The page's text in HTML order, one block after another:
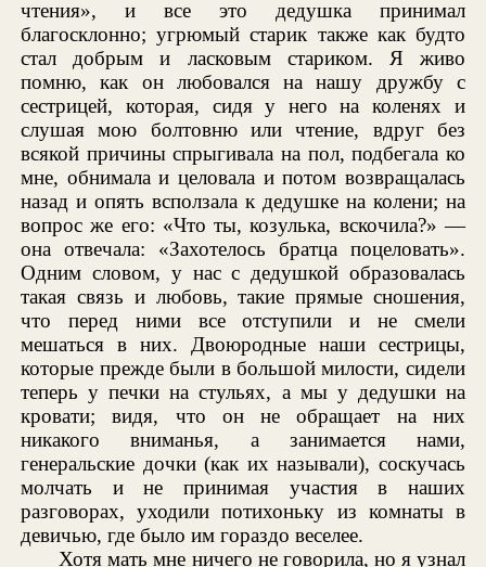
чтения», и все это дедушка принимал
благосклонно; угрюмый старик также как будто
стал добрым и ласковым стариком. Я живо
помню, как он любовался на нашу дружбу с
сестрицей, которая, сидя у него на коленях и
слушая мою болтовню или чтение, вдруг без
всякой причины спрыгивала на пол, подбегала ко
мне, обнимала и целовала и потом возвращалась
назад и опять всползала к дедушке на колени; на
вопрос же его: «Что ты, козулька, вскочила?» —
она отвечала: «Захотелось братца поцеловать».
Одним словом, у нас с дедушкой образовалась
такая связь и любовь, такие прямые сношения,
что перед ними все отступили и не смели
мешаться в них. Двоюродные наши сестрицы,
которые прежде были в большой милости, сидели
теперь у печки на стульях, а мы у дедушки на
кровати; видя, что он не обращает на них
никакого вниманья, а занимается нами,
генеральские дочки (как их называли), соскучась
молчать и не принимая участия в наших
разговорах, уходили потихоньку из комнаты в
девичью, где было им гораздо веселее.
Хотя мать мне ничего не говорила, но я узнал